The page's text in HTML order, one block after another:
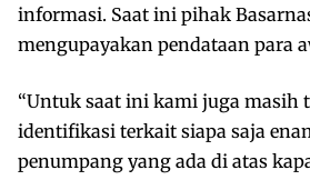
informasi. Saat ini pihak
mengupayakan pendataan para
“Untuk saat ini kami juga masih
identifikasi terkait siapa saja
penumpang yang ada di atas